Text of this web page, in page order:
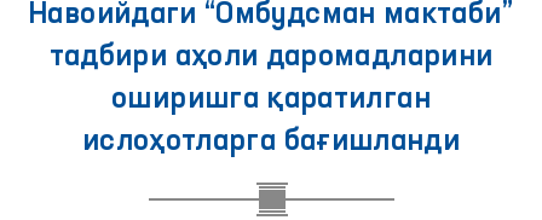
Навоийдаги “Омбудсман мактаби”
тадбири аҳоли даромадларини
оширишга қаратилган
ислоҳотларга бағишланди